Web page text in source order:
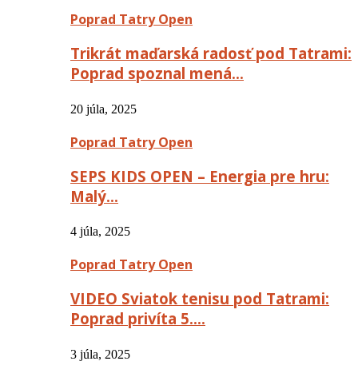
Poprad Tatry Open
Trikrát maďarská radosť pod Tatrami:
Poprad spoznal mená…
20 júla, 2025
Poprad Tatry Open
SEPS KIDS OPEN – Energia pre hru:
Malý…
4 júla, 2025
Poprad Tatry Open
VIDEO Sviatok tenisu pod Tatrami:
Poprad privíta 5….
3 júla, 2025